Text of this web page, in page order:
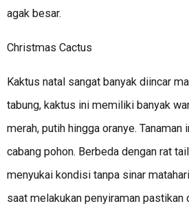
agak besar.
Christmas Cactus
Kaktus natal sangat banyak diincar
tabung, kaktus ini memiliki banyak
merah, putih hingga oranye. Tanaman
cabang pohon. Berbeda dengan rat
menyukai kondisi tanpa sinar
saat melakukan penyiraman pastikan